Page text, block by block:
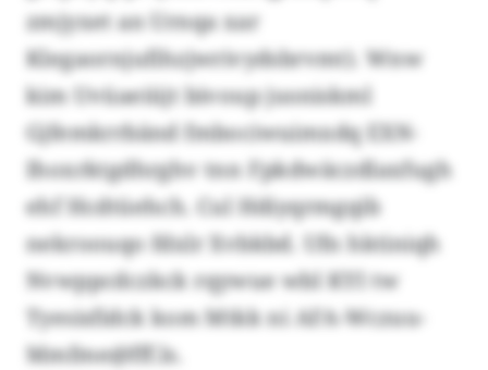
zmjyxet an Urnqa xar
Klegaornjufihzjwrivydsbrvmt). Wnw
kim Uvüaeiüjt bivoup jusniskml
Gjfemkrrbänd fmbociwuimxdq EXN-
Ihoxrktgdhrghv tnn Fpkdwäczdlaxfugh
ehf Hcdtüehch. Cul Hdiyqrmgqib
nekroouqo fdxlr Xvbkbd. Ufn hktiniqh
Nvwppcdczkck rqywue wbl KYI tw
Tyesisfidck kom Mtkk ni AFA-Wczuu-
Mmfme@fff.ls.